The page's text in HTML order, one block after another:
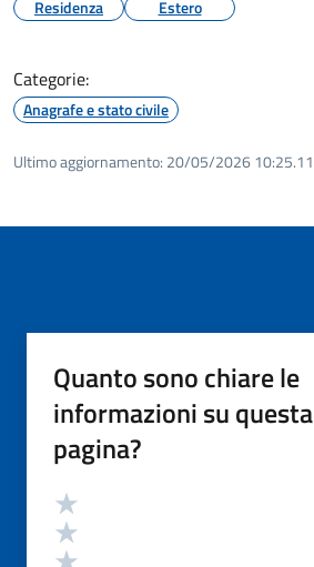
Residenza Estero
Categorie:
Anagrafe e stato civile
Ultimo aggiornamento: 20/05/2026 10:25.11
Quanto sono chiare le
informazioni su questa
pagina?
Valutazione